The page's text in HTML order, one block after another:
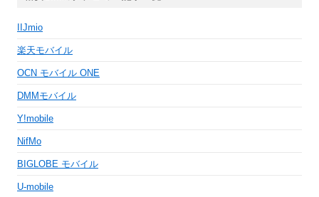
IIJmio
楽天モバイル
OCN モバイル ONE
DMMモバイル
Y!mobile
NifMo
BIGLOBE モバイル
U-mobile